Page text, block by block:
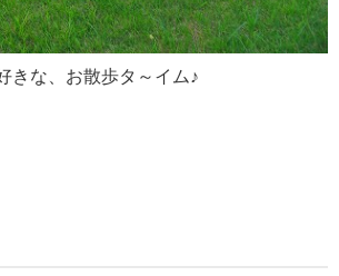
きな、お散歩タ～イム♪